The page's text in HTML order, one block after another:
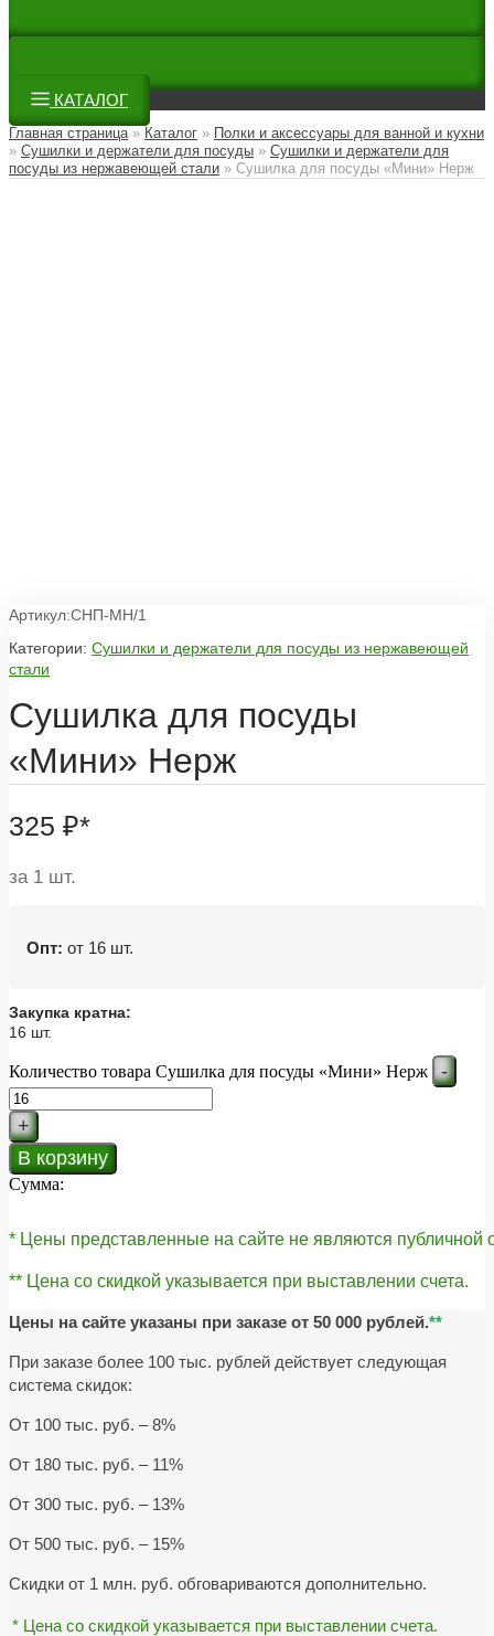
КАТАЛОГ
Главная страница» Каталог » Полки и аксессуары для ванной и кухни
» Сушилки и держатели для посуды » Сушилки и держатели для
посуды из нержавеющей стали » Сушилка для посуды «Мини» Нерж
Артикул:СНП-МН/1
Категории: Сушилки и держатели для посуды из нержавеющей
стали
Сушилка для посуды
«Мини» Нерж
325 ₽*
за 1 шт.
Опт: от 16 шт.
Закупка кратна:
16 шт.
Количество товара Сушилка для посуды «Мини» Нерж -
+
В корзину
Сумма:
* Цены представленные на сайте не являются публичной
** Цена со скидкой указывается при выставлении счета.
Цены на сайте указаны при заказе от 50 000 рублей.**
При заказе более 100 тыс. рублей действует следующая
система скидок:
От 100 тыс. руб. – 8%
От 180 тыс. руб. – 11%
От 300 тыс. руб. – 13%
От 500 тыс. руб. – 15%
Скидки от 1 млн. руб. обговариваются дополнительно.
* Цена со скидкой указывается при выставлении счета.